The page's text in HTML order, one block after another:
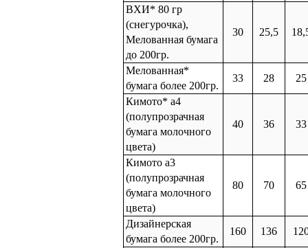
ВХИ* 80 гр
(снегурочка),
Мелованная бумага
до 200гр.
30 25,5
Мелованная*
бумага более 200гр.
33 28
25
Кимото* а4
(полупрозрачная
бумага молочного
цвета)
40 36 33
Кимото а3
(полупрозрачная
бумага молочного
цвета)
80 70 65
Дизайнерская
бумага более 200гр.
160 136